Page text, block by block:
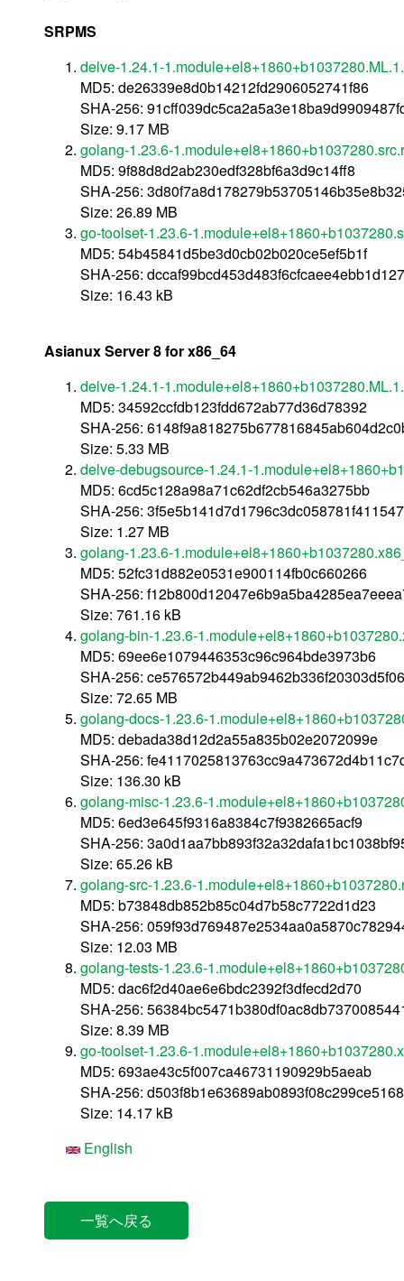
SRPMS
delve-1.24.1-
MD5: de26339e8d0b14212fd2906052741f86
SHA-256:
Size: 9.17 MB
golang-1.23.6-
MD5: 9f88d8d2ab230edf328bf6a3d9c14ff8
SHA-256:
Size: 26.89 MB
go-toolset-1.23.6-
MD5: 54b45841d5be3d0cb02b020ce5ef5b1f
SHA-256:
Size: 16.43 kB
Asianux Server 8 for x86_64
delve-1.24.1-
MD5: 34592ccfdb123fdd672ab77d36d78392
SHA-256:
Size: 5.33 MB
delve-debugsource-1.24.1-
MD5: 6cd5c128a98a71c62df2cb546a3275bb
SHA-256:
Size: 1.27 MB
golang-1.23.6-
MD5: 52fc31d882e0531e900114fb0c660266
SHA-256:
Size: 761.16 kB
golang-bin-1.23.6-
MD5: 69ee6e1079446353c96c964bde3973b6
SHA-256:
Size: 72.65 MB
golang-docs-1.23.6-
MD5: debada38d12d2a55a835b02e2072099e
SHA-256:
Size: 136.30 kB
golang-misc-1.23.6-
MD5: 6ed3e645f9316a8384c7f9382665acf9
SHA-256:
Size: 65.26 kB
golang-src-1.23.6-
MD5: b73848db852b85c04d7b58c7722d1d23
SHA-256:
Size: 12.03 MB
golang-tests-1.23.6-
MD5: dac6f2d40ae6e6bdc2392f3dfecd2d70
SHA-256:
Size: 8.39 MB
go-toolset-1.23.6-
MD5: 693ae43c5f007ca46731190929b5aeab
SHA-256:
Size: 14.17 kB
English
一覧へ戻る